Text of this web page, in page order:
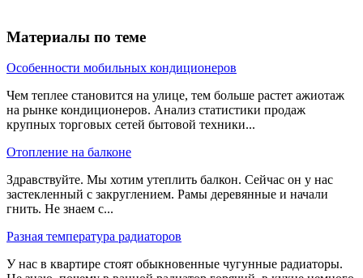
Материалы по теме
Особенности мобильных кондиционеров
Чем теплее становится на улице, тем больше растет ажиотаж
на рынке кондиционеров. Анализ статистики продаж
крупных торговых сетей бытовой техники...
Отопление на балконе
Здравствуйте. Мы хотим утеплить балкон. Сейчас он у нас
застекленный с закруглением. Рамы деревянные и начали
гнить. Не знаем с...
Разная температура радиаторов
У нас в квартире стоят обыкновенные чугунные радиаторы.